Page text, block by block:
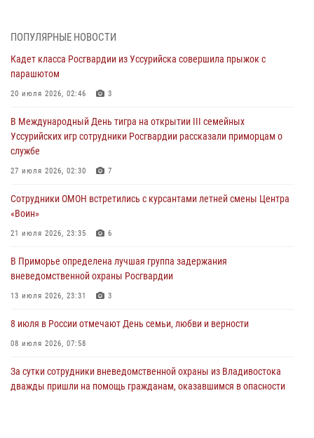
В День Крещения Руси в Князь-Владимирском храме – Главном
ходом
28 июля 2026, 10:29
посвященном Дню Крещения Руси
28 июля 2026, 05:39
В Международный День тигра на открытии III семейных
службе
разрешительной работы Росгвардии напомнили гражданам, как
сдать оружие за вознаграждение
23 июля 2026, 22:45
ПОПУЛЯРНЫЕ НОВОСТИ
Кадет класса Росгвардии из Уссурийска совершила прыжок с
парашютом
20 июля 2026, 02:46 3
В Международный День тигра на открытии III семейных
Уссурийских игр сотрудники Росгвардии рассказали приморцам о
службе
27 июля 2026, 02:30 7
Сотрудники ОМОН встретились с курсантами летней смены Центра
«Воин»
21 июля 2026, 23:35 6
В Приморье определена лучшая группа задержания
вневедомственной охраны Росгвардии
13 июля 2026, 23:31 3
8 июля в России отмечают День семьи, любви и верности
08 июля 2026, 07:58
За сутки сотрудники вневедомственной охраны из Владивостока
дважды пришли на помощь гражданам, оказавшимся в опасности